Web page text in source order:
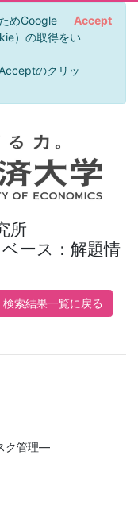
めGoogle
）の取得をい
のクリッ
Accept
所
ベース：解題情
検索結果一覧に戻る
ク管理―